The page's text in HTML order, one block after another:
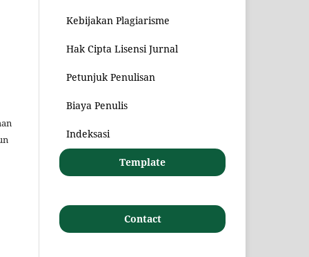
Kebijakan Plagiarisme
Hak Cipta Lisensi Jurnal
Petunjuk Penulisan
Biaya Penulis
Indeksasi
Template
Contact